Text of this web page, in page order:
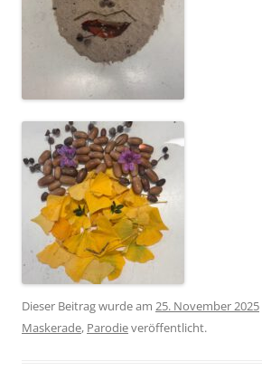
Dieser Beitrag wurde am 25. November 2025
Maskerade, Parodieveröffentlicht.